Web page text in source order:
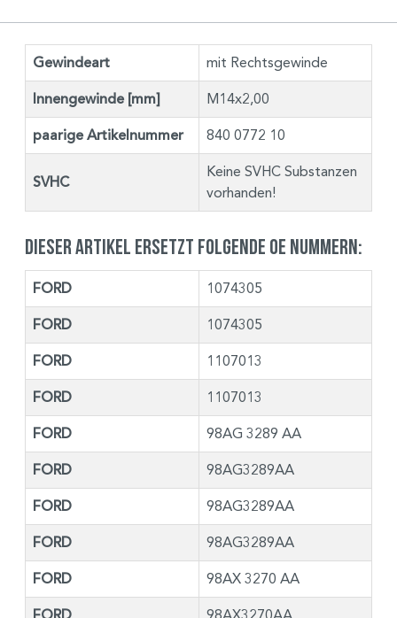
Gewindeart mit Rechtsgewinde
Innengewinde [mm] M14x2,00
paarige Artikelnummer 840 0772 10
SVHC
Keine SVHC Substanzen
vorhanden!
Dieser Artikel ersetzt folgende OE Nummern:
FORD 1074305
FORD 1074305
FORD 1107013
FORD 1107013
FORD 98AG 3289 AA
FORD 98AG3289AA
FORD 98AG3289AA
FORD 98AG3289AA
FORD 98AX 3270 AA